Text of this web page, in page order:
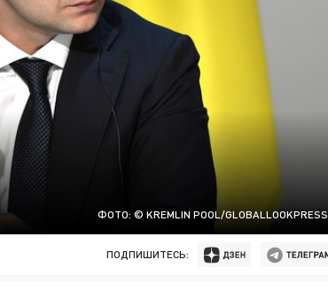
ФОТО: © KREMLIN POOL/GLOBALLOOKPRESS
ПОДПИШИТЕСЬ: